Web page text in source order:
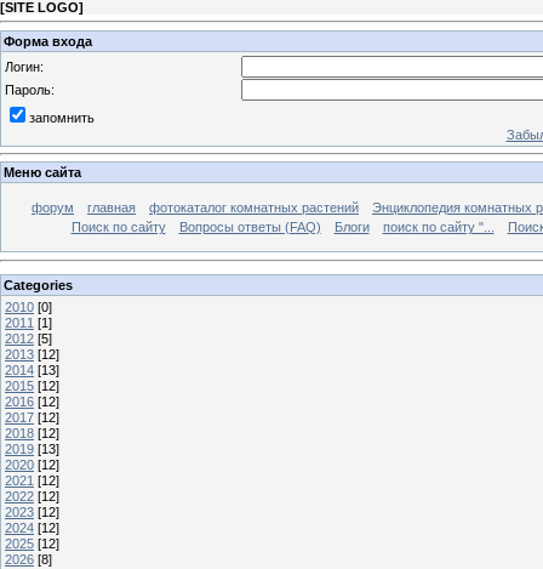
[SITE LOGO]
Форма входа
Логин:
Пароль:
запомнить
Меню сайта
форум главная фотокаталог комнатных растений
Энциклопедия комнатных
Поиск по сайту
Вопросы ответы (FAQ) Блоги поиск по сайту "...
Categories
2010 [0]
2011 [1]
2012 [5]
2013 [12]
2014 [13]
2015 [12]
2016 [12]
2017 [12]
2018 [12]
2019 [13]
2020 [12]
2021 [12]
2022 [12]
2023 [12]
2024 [12]
2025 [12]
2026 [8]